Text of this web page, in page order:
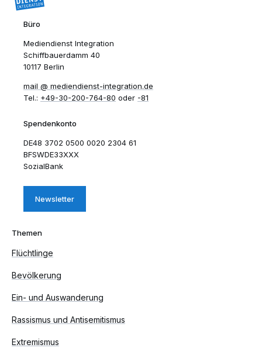
Büro
Mediendienst Integration
Schiffbauerdamm 40
10117 Berlin
mail​
mediendienst-integration.de
Tel.: +49-30-200-764-80 oder -81
Spendenkonto
DE48 3702 0500 0020 2304 61
BFSWDE33XXX
SozialBank
Newsletter
Themen
Flüchtlinge
Bevölkerung
Ein- und Auswanderung
Rassismus und Antisemitismus
Extremismus